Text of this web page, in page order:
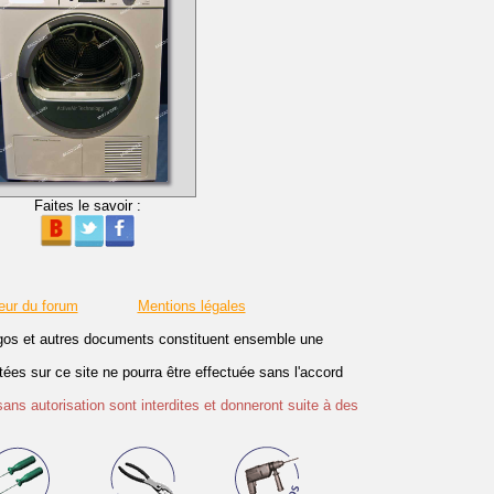
Faites le savoir :
du forum
Mentions légales
et autres documents constituent ensemble une
sur ce site ne pourra être effectuée sans l'accord
autorisation sont interdites et donneront suite à des